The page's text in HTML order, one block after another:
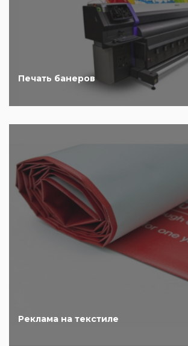
Печать банеров
Реклама на текстиле